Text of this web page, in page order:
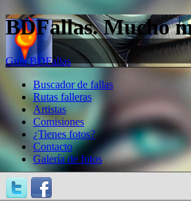
BDFallas. Mucho
Guía BDFallas
Buscador de fallas
Rutas falleras
Artistas
Comisiones
¿Tienes fotos?
Contacto
Galería de fotos